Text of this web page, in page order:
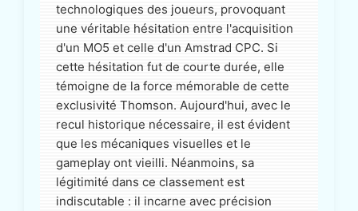
technologiques des joueurs, provoquant
une véritable hésitation entre l'acquisition
d'un MO5 et celle d'un Amstrad CPC. Si
cette hésitation fut de courte durée, elle
témoigne de la force mémorable de cette
exclusivité Thomson. Aujourd'hui, avec le
recul historique nécessaire, il est évident
que les mécaniques visuelles et le
gameplay ont vieilli. Néanmoins, sa
légitimité dans ce classement est
indiscutable : il incarne avec précision